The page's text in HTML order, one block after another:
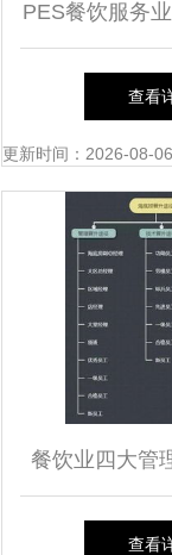
PES餐饮服务
v1.5 官方版
解
查看
更新时间：2026-08-
餐饮业四大管
底捞的
查看